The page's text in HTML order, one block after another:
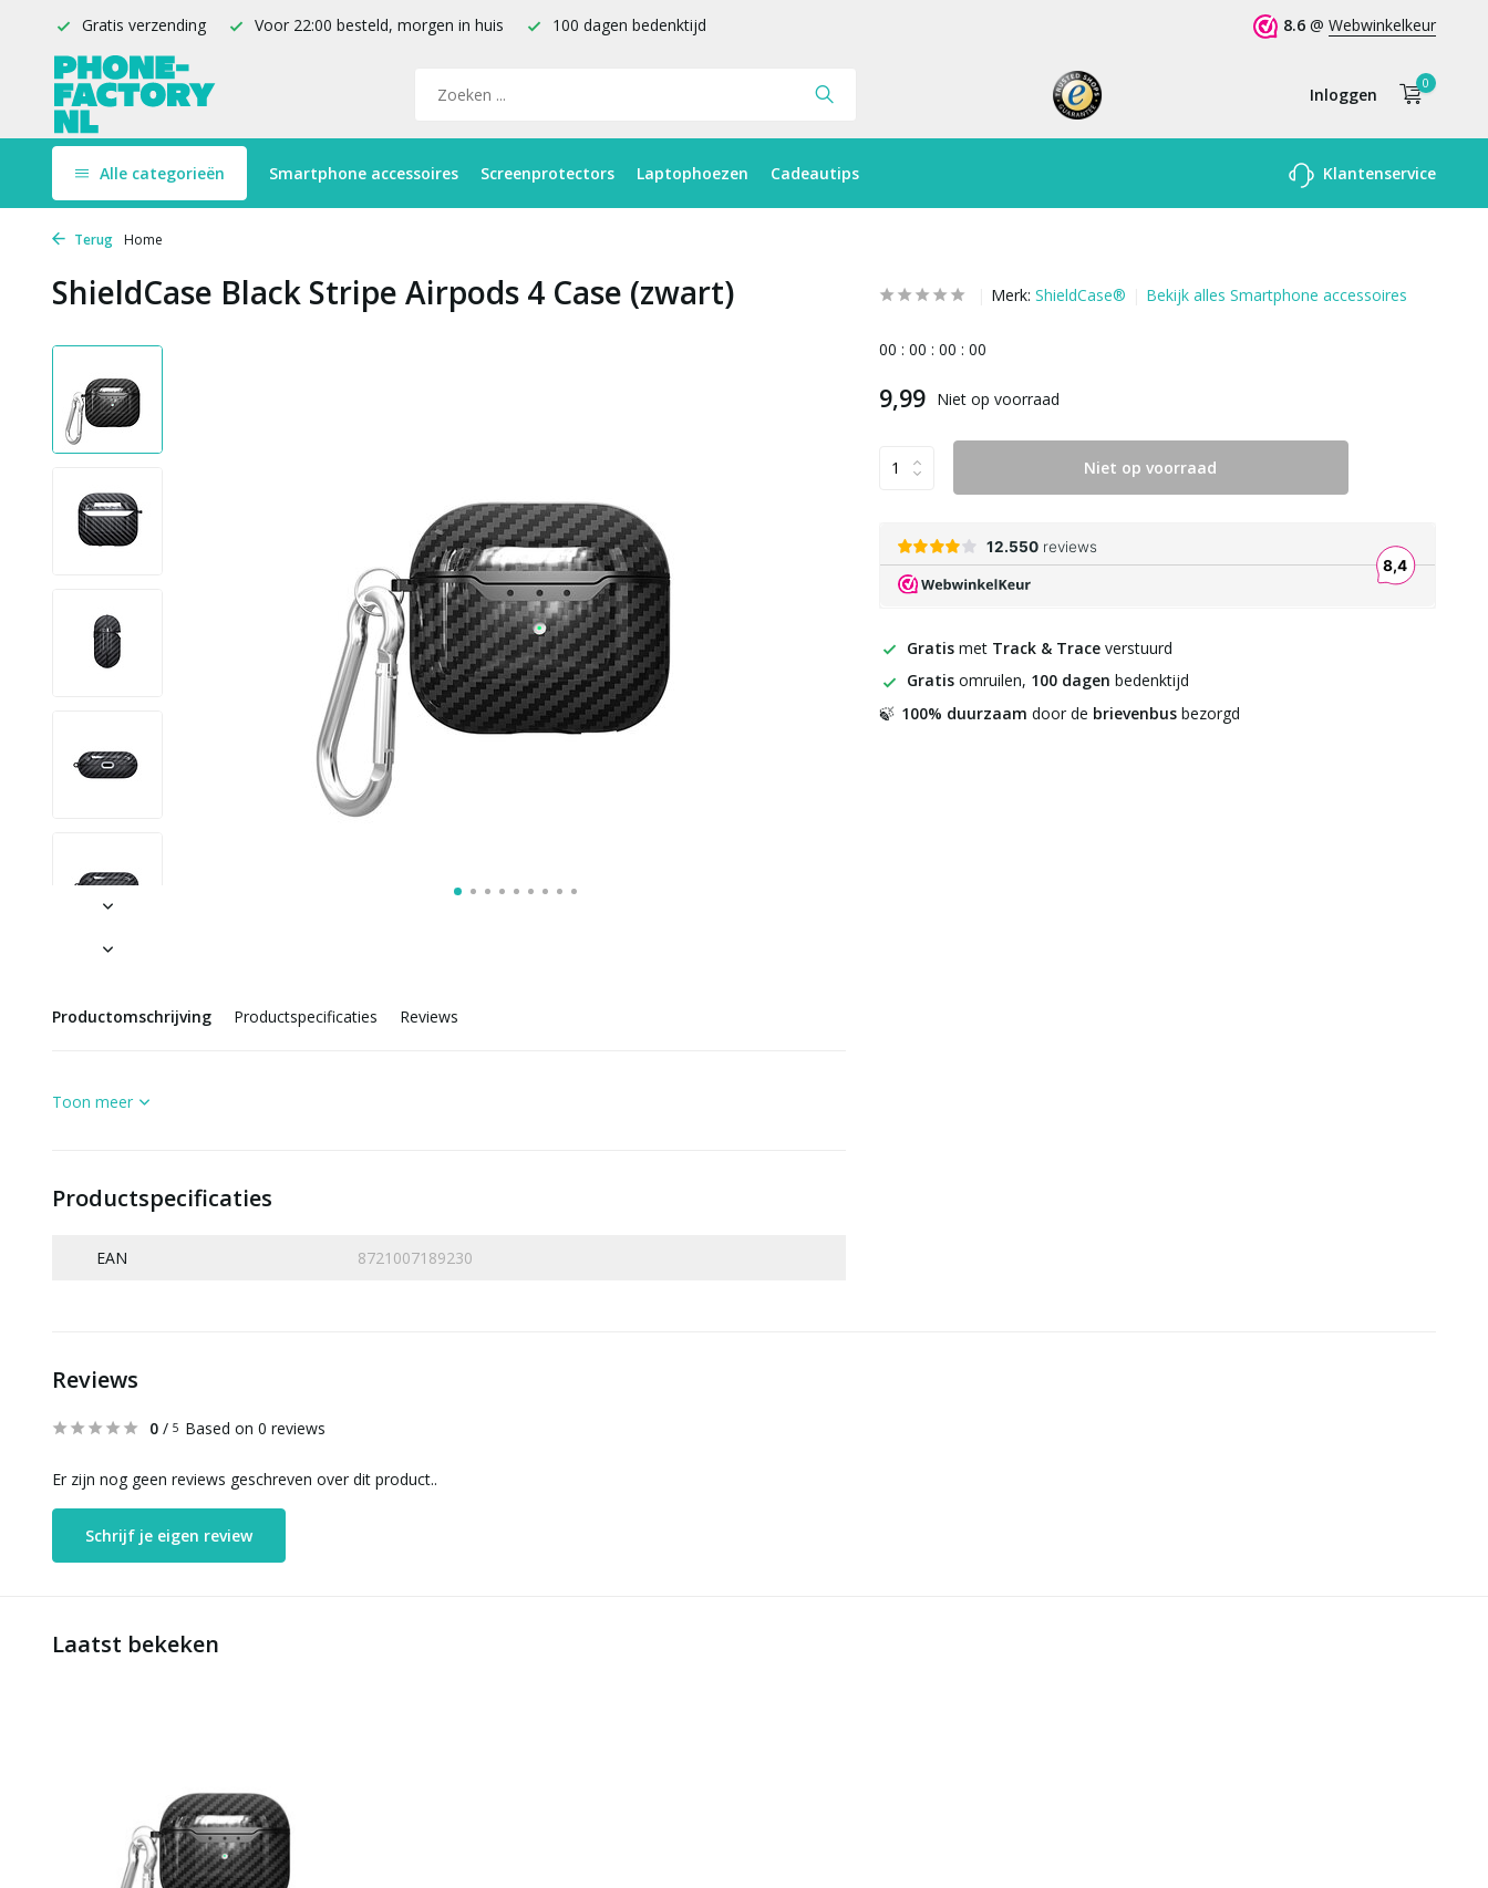
Gratis verzending Voor 22:00 besteld, morgen in huis 100 dagen bedenktijd 8.6 @ Webwinkelkeur
Inloggen
Account
0
Alle categorieën Smartphone accessoires Screenprotectors Laptophoezen Cadeautips Klantenservice
Terug Home
ShieldCase Black Stripe Airpods 4 Case (zwart)
Productomschrijving Productspecificaties Reviews
Toon meer
Productspecificaties
EAN 8721007189230
Merk: ShieldCase® Bekijk alles Smartphone accessoires
00 : 00 : 00 : 00
9,99 Niet op voorraad
Niet op voorraad
Gratismet Track & Traceverstuurd
Gratisomruilen, 100 dagen bedenktijd
🍃 100% duurzaam door de brievenbusbezorgd
Reviews
0 / 5 Based on 0 reviews
Er zijn nog geen reviews geschreven over dit product..
Schrijf je eigen review
Laatst bekeken